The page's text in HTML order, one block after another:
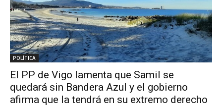
POLÍTICA
El PP de Vigo lamenta que Samil se
quedará sin Bandera Azul y el gobierno
afirma que la tendrá en su extremo derecho